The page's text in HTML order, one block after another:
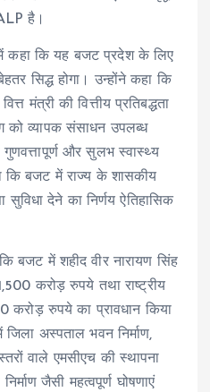
है।
कहा कि यह बजट प्रदेश के लिए
सिद्ध होगा। उन्होंने कहा कि
मंत्री की वित्तीय प्रतिबद्धता
को व्यापक संसाधन उपलब्ध
और सुलभ स्वास्थ्य
कि बजट में राज्य के शासकीय
सुविधा देने का निर्णय ऐतिहासिक
बजट में शहीद वीर नारायण सिंह
करोड़ रुपये तथा राष्ट्रीय
करोड़ रुपये का प्रावधान किया
अस्पताल भवन निर्माण,
वाले एमसीएच की स्थापना
जैसी महत्वपूर्ण घोषणाएं